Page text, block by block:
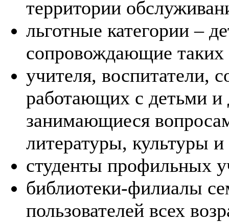
территории
льготные категории –
сопровождающие
учителя, воспитатели,
работающих с детьми и
занимающиеся
литературы, культуры
студенты профильных
библиотеки-филиалы
пользователей всех